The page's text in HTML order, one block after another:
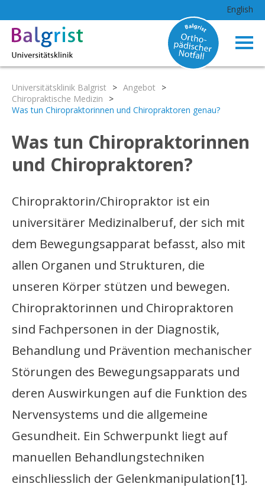
English
Universitätsklinik Balgrist > Angebot
>
Chiropraktische Medizin
>
Was tun Chiropraktorinnen und Chiropraktoren genau?
Was tun Chiropraktorinnen
und Chiropraktoren?
Chiropraktorin/Chiropraktor ist ein
universitärer Medizinalberuf, der sich mit
dem Bewegungsapparat befasst, also mit
allen Organen und Strukturen, die
unseren Körper stützen und bewegen.
Chiropraktorinnen und Chiropraktoren
sind Fachpersonen in der Diagnostik,
Behandlung und Prävention mechanischer
Störungen des Bewegungsapparats und
deren Auswirkungen auf die Funktion des
Nervensystems und die allgemeine
Gesundheit. Ein Schwerpunkt liegt auf
manuellen Behandlungstechniken
einschliesslich der Gelenkmanipulation 1 .